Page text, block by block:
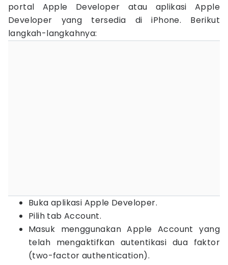
portal Apple Developer atau aplikasi Apple
Developer yang tersedia di iPhone. Berikut
langkah-langkahnya:
Buka aplikasi Apple Developer.
Pilih tab Account.
Masuk menggunakan Apple Account yang
telah mengaktifkan autentikasi dua faktor
(two-factor authentication).